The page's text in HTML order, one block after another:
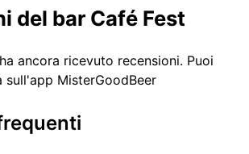
del bar Café Fest
ancora ricevuto recensioni. Puoi
sull'app MisterGoodBeer